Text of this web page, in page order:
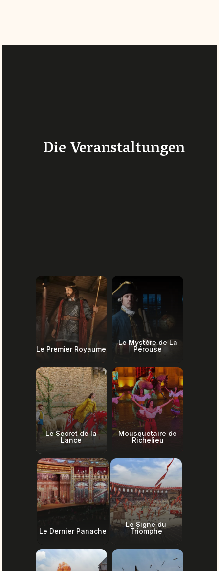
Die Veranstaltungen
Le Premier Royaume
Le Mystère de La
Pérouse
Le Secret de la
Lance
Mousquetaire de
Richelieu
Le Dernier Panache
Le Signe du
Triomphe